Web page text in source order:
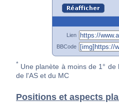
Lien
BBCode
* Une planète à moins de 1°
de l'AS et du MC
Positions et aspects